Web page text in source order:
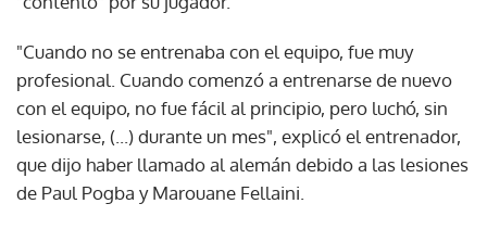
"Cuando no se entrenaba con el equipo, fue muy
profesional. Cuando comenzó a entrenarse de nuevo
con el equipo, no fue fácil al principio, pero luchó, sin
lesionarse, (...) durante un mes", explicó el entrenador,
que dijo haber llamado al alemán debido a las lesiones
de Paul Pogba y Marouane Fellaini.